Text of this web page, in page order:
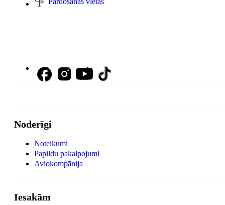
Noderīgi
Noteikumi
Papildu pakalpojumi
Aviokompānija
Iesakām